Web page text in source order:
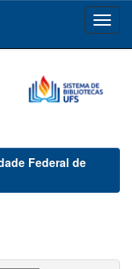
Federal de